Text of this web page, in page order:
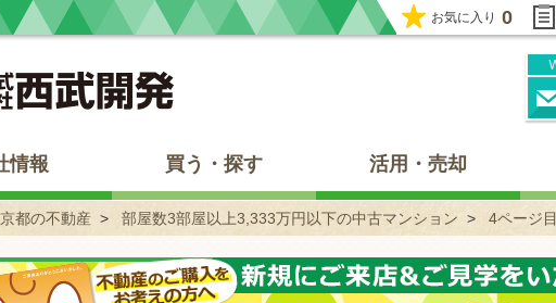
お気に入り 0
情報 買う・探す 活用・売却
都の不動産 部屋数3部屋以上3,333万円以下の中古マンション 4ページ目